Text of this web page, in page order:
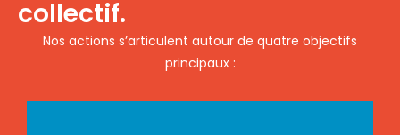
collectif.
Nos actions s’articulent autour de quatre objectifs
principaux :